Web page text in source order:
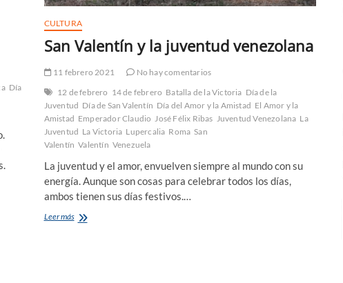
Día
CULTURA
San Valentín y la juventud venezolana
11 febrero 2021
No hay comentarios
12 de febrero 14 de febrero Batalla de la Victoria Día de la
Juventud Día de San Valentín Día del Amor y la Amistad El Amor y la
Amistad Emperador Claudio José Félix Ribas Juventud Venezolana La
Juventud La Victoria Lupercalia Roma San
Valentín Valentín Venezuela
La juventud y el amor, envuelven siempre al mundo con su
energía. Aunque son cosas para celebrar todos los días,
ambos tienen sus días festivos.…
Leer másSan